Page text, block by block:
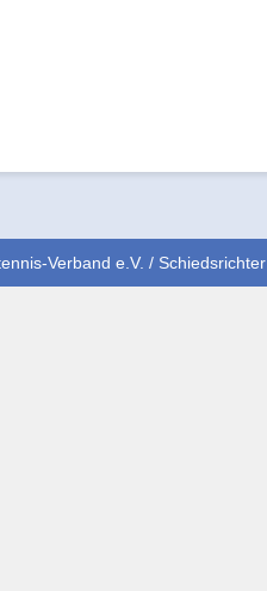
Verband e.V. / Schiedsrichter